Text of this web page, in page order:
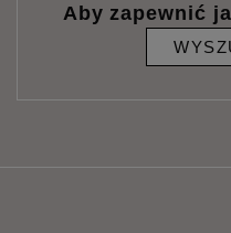
Aby zapewnić